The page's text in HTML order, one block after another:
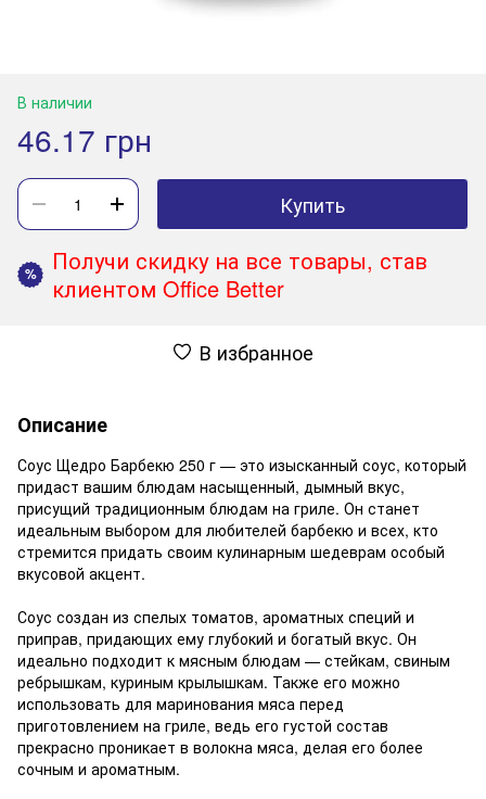
В наличии
46.17 грн
Купить
%
Получи скидку на все товары, став
клиентом Office Better
В избранное
Описание
Соус Щедро Барбекю 250 г — это изысканный соус, который
придаст вашим блюдам насыщенный, дымный вкус,
присущий традиционным блюдам на гриле. Он станет
идеальным выбором для любителей барбекю и всех, кто
стремится придать своим кулинарным шедеврам особый
вкусовой акцент.
Соус создан из спелых томатов, ароматных специй и
приправ, придающих ему глубокий и богатый вкус. Он
идеально подходит к мясным блюдам — стейкам, свиным
ребрышкам, куриным крылышкам. Также его можно
использовать для маринования мяса перед
приготовлением на гриле, ведь его густой состав
прекрасно проникает в волокна мяса, делая его более
сочным и ароматным.